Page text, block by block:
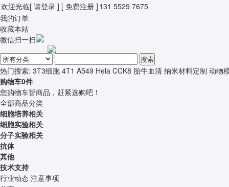
欢迎光临[ 请登录 ] [ 免费注册 ] 131 5529 7675
我的订单
收藏本站
微信扫一扫
搜索
热门搜索: 3T3细胞 4T1 A549 Hela CCK8 胎牛血清 纳米材料定制 动物
购物车0件
您购物车暂商品，赶紧选购吧！
全部商品分类
细胞培养相关
细胞实验相关
分子实验相关
抗体
其他
技术支持
行业动态 注意事项